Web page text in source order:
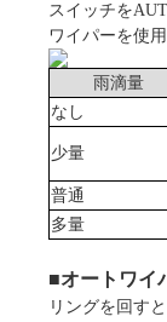
スイッチを
ワイパーを使
雨滴量
なし
少量
普通
多量
■オートワイ
リングを回す